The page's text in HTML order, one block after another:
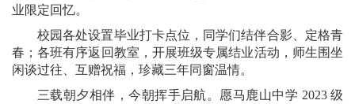
业限定回忆。
校园各处设置毕业打卡点位，同学们结伴合影、定格青
春；各班有序返回教室，开展班级专属结业活动，师生围坐
闲谈过往、互赠祝福，珍藏三年同窗温情。
三载朝夕相伴，今朝挥手启航。愿马鹿山中学 2023 级